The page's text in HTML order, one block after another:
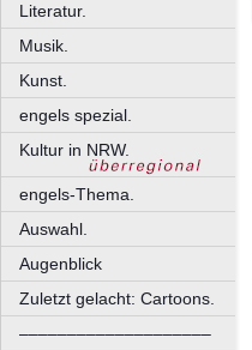
Literatur.
Musik.
Kunst.
engels spezial.
Kultur in NRW.
engels-Thema.
Auswahl.
Augenblick
Zuletzt gelacht: Cartoons.
––––––––––––––––––––